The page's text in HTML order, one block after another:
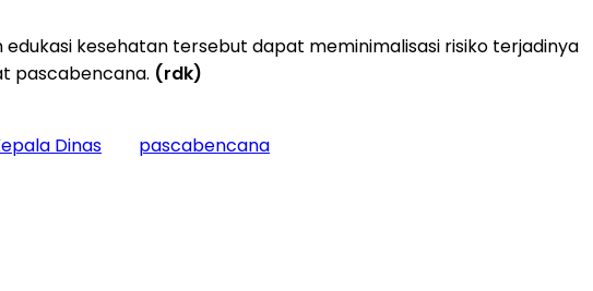
kesehatan tersebut dapat meminimalisasi risiko terjadinya
pascabencana. (rdk)
Dinas pascabencana